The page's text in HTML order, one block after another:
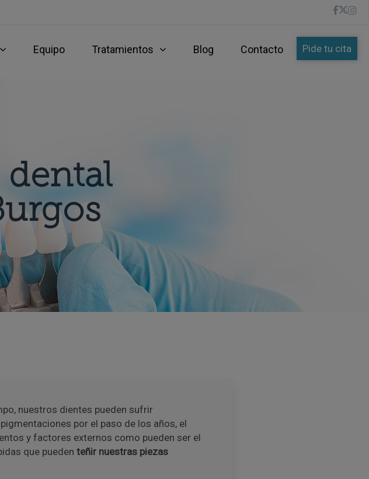
Equipo Tratamientos Blog Contacto Pide tu cita
nuestros dientes pueden sufrir
por el paso de los años, el
y factores externos como pueden ser el
que pueden teñir nuestras piezas